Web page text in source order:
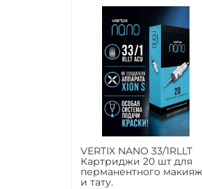
VERTIX NANO 33/1RLLT
Картриджи 20 шт для
перманентного
и тату.